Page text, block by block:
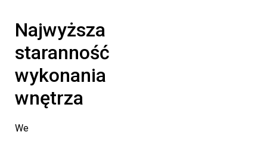
Najwyższa
staranność
wykonania
wnętrza
We